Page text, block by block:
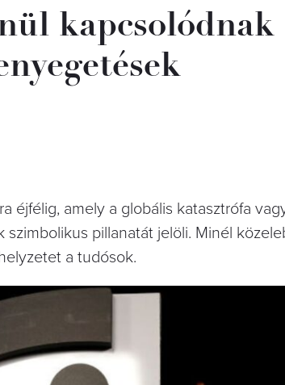
kapcsolódnak
éjfélig, amely a globális katasztrófa
pillanatát jelöli. Minél
a tudósok.